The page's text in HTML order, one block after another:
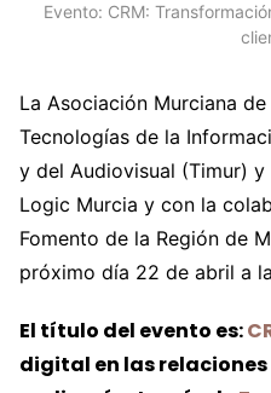
Evento: CRM:
La Asociación Murciana
Tecnologías de la
y del Audiovisual (Timur) y
Logic Murcia y con la
Fomento de la Región de
próximo día 22 de abril a
El título del evento es:
digital en las relaciones